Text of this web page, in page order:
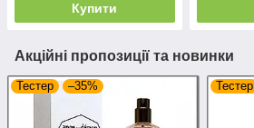
Купити
Акційні пропозиції та новинки
Тестер –35% Тестер